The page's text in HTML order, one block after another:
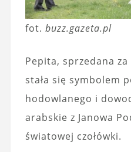
fot. buzz.gazeta.pl
Pepita, sprzedana
stała się symbolem
hodowlanego i
arabskie z Janowa
światowej czołówki.